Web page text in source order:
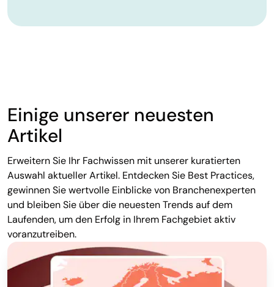
Einige unserer neuesten
Artikel
Erweitern Sie Ihr Fachwissen mit unserer kuratierten
Auswahl aktueller Artikel. Entdecken Sie Best Practices,
gewinnen Sie wertvolle Einblicke von Branchenexperten
und bleiben Sie über die neuesten Trends auf dem
Laufenden, um den Erfolg in Ihrem Fachgebiet aktiv
voranzutreiben.